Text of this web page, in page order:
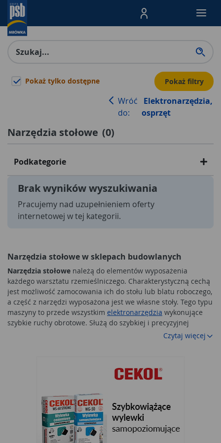
Menu Produktów,
Pokaż tylko dostępne Pokaż filtry
Wróć
do:
Elektronarzędzia,
osprzęt
Narzędzia stołowe (0)
Podkategorie
Brak wyników wyszukiwania
Pracujemy nad uzupełnieniem oferty
internetowej w tej kategorii.
Narzędzia stołowe w sklepach budowlanych
Narzędzia stołowe należą do elementów wyposażenia
każdego warsztatu rzemieślniczego. Charakterystyczną cechą
jest możliwość zamocowania ich do stołu lub blatu roboczego,
a część z narzędzi wyposażona jest we własne stoły. Tego typu
maszyny to przede wszystkim elektronarzędzia wykonujące
szybkie ruchy obrotowe. Służą do szybkiej i precyzyjnej
obróbki materiałów budowlanych. Ich konstrukcja sprawia, że
wykonywanie najtrudniejszych prac jest wygodne i
wyposażyć warsztaty rzemieślnicze i firmy produkcyjne.
amatorskich. Znajdą zastosowanie w garażach czy piwnicach.
Niezależnie od zastosowania wszystkie narzędzia łączy
wysoka jakość wykonania i bezpieczeństwo pracy z ich
Czytaj więcej